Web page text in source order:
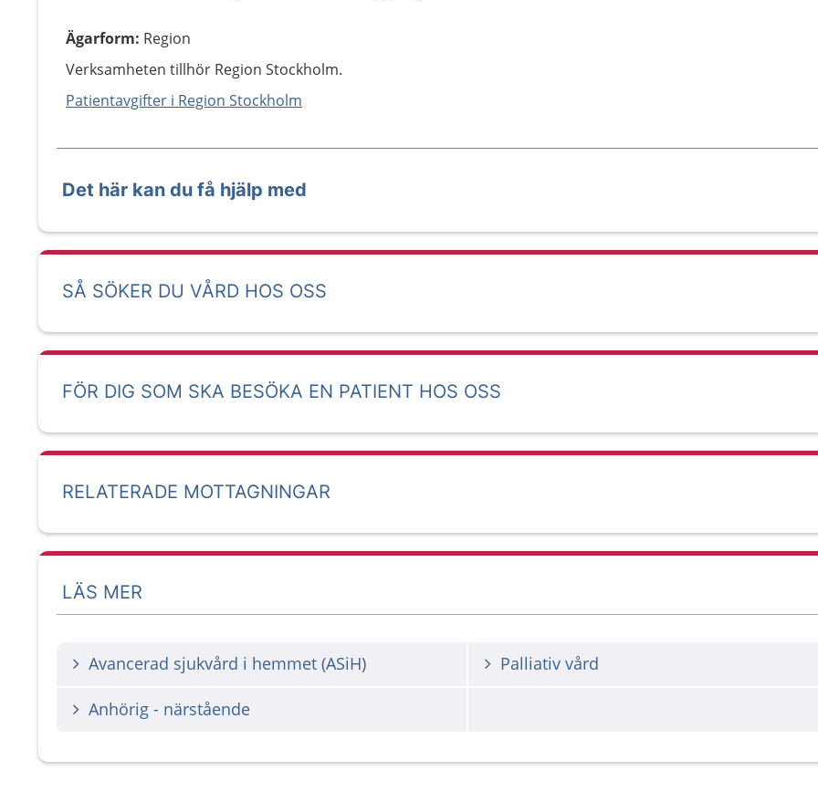
Ägarform: Region
Verksamheten tillhör Region Stockholm.
Patientavgifter i Region Stockholm
Det här kan du få hjälp med
SÅ SÖKER DU VÅRD HOS OSS
FÖR DIG SOM SKA BESÖKA EN PATIENT HOS OSS
RELATERADE MOTTAGNINGAR
LÄS MER
Avancerad sjukvård i hemmet (ASiH) Palliativ vård
Anhörig - närstående